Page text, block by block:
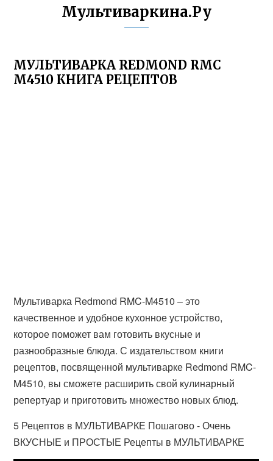
Мультиваркина.Ру
МУЛЬТИВАРКА REDMOND RMC
M4510 КНИГА РЕЦЕПТОВ
Мультиварка Redmond RMC-M4510 – это
качественное и удобное кухонное устройство,
которое поможет вам готовить вкусные и
разнообразные блюда. С издательством книги
рецептов, посвященной мультиварке Redmond RMC-
M4510, вы сможете расширить свой кулинарный
репертуар и приготовить множество новых блюд.
5 Рецептов в МУЛЬТИВАРКЕ Пошагово - Очень
ВКУСНЫЕ и ПРОСТЫЕ Рецепты в МУЛЬТИВАРКЕ